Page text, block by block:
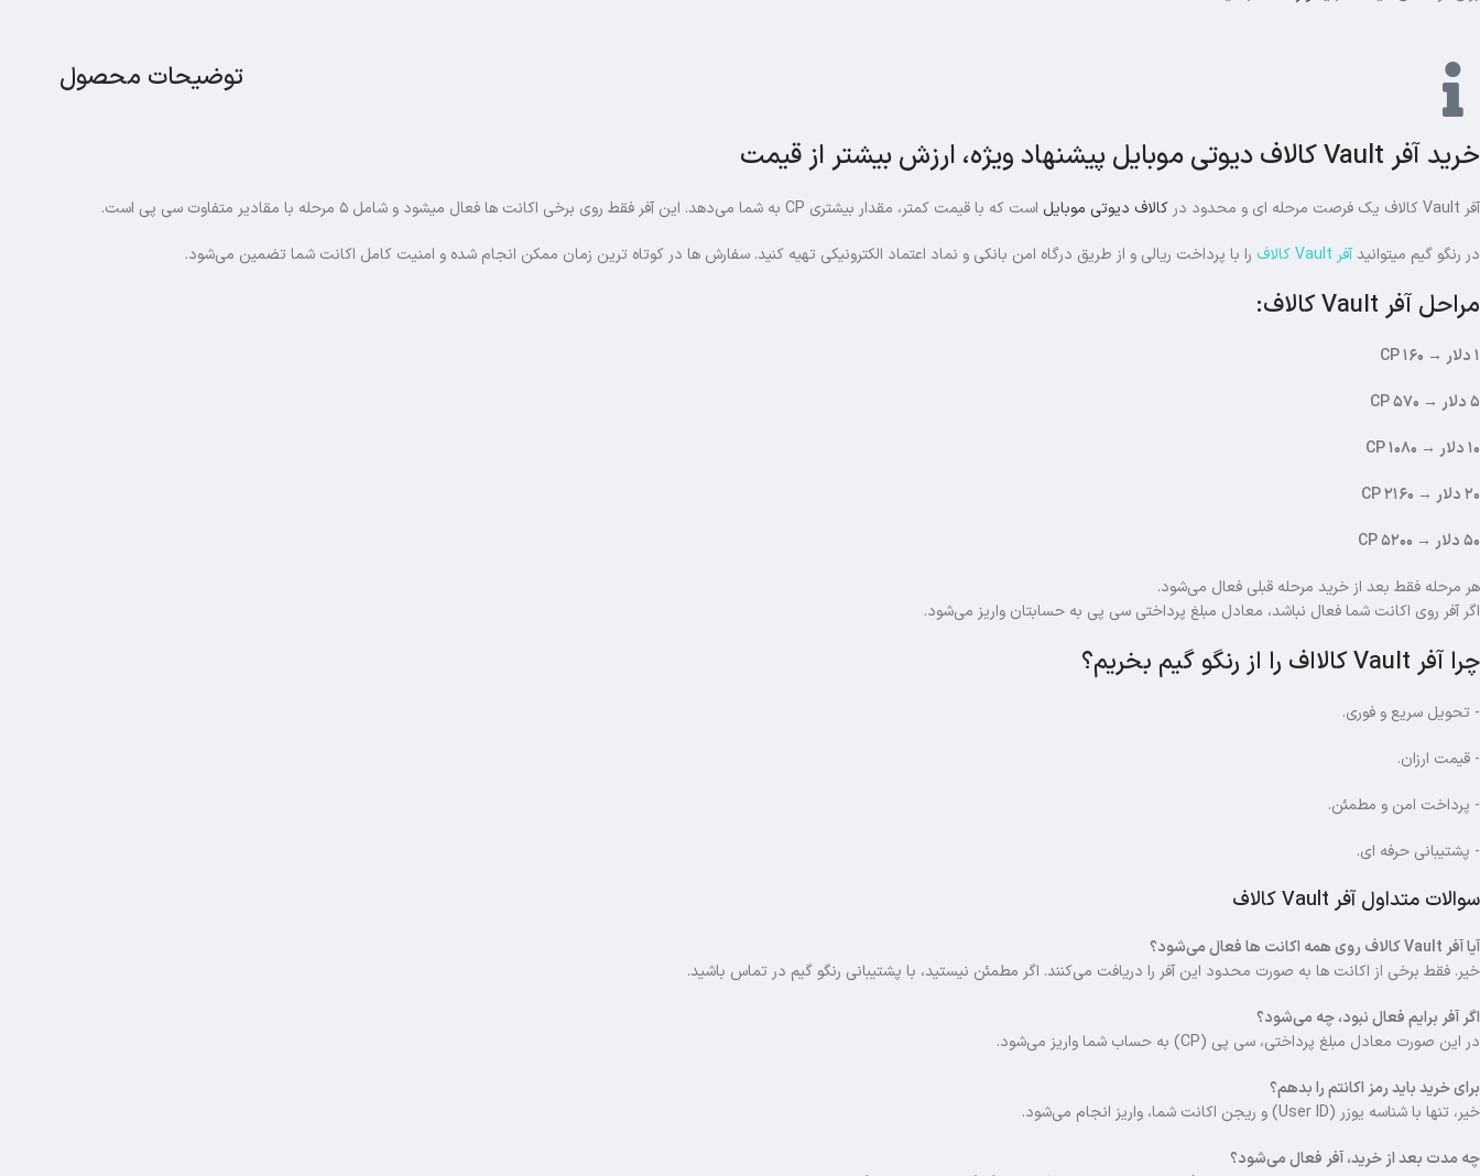
توضیحات محصول
خرید آفر Vault کالاف دیوتی موبایل پیشنهاد ویژه، ارزش بیشتر از قیمت
آفر Vault کالاف یک فرصت مرحله ای و محدود در کالاف دیوتی موبایل است که با قیمت کمتر، مقدار بیشتری CP به شما می‌دهد. این آفر فقط روی برخی اکانت ها فعال میشود و شامل ۵ مرحله با مقادیر متفاوت سی پی است.
در رنگو گیم میتوانیدآفر Vault کالاف را با پرداخت ریالی و از طریق درگاه امن بانکی و نماد اعتماد الکترونیکی تهیه کنید. سفارش‌ ها در کوتاه‌ ترین زمان ممکن انجام شده و امنیت کامل اکانت شما تضمین می‌شود.
مراحل آفر Vault کالاف:
۱ دلار → ۱۶۰ CP
۵ دلار → ۵۷۰ CP
۱۰ دلار → ۱۰۸۰ CP
۲۰ دلار → ۲۱۶۰ CP
۵۰ دلار → ۵۲۰۰ CP
هر مرحله فقط بعد از خرید مرحله قبلی فعال می‌شود.
اگر آفر روی اکانت شما فعال نباشد، معادل مبلغ پرداختی سی پی به حسابتان واریز می‌شود.
چرا آفر Vault کالااف را از رنگو گیم بخریم؟
- تحویل سریع و فوری.
- قیمت ارزان.
- پرداخت امن و مطمئن.
- پشتیبانی حرفه ای.
سوالات متداول آفر Vault کالاف
آیا آفر Vault کالاف روی همه اکانت ها فعال می‌شود؟
خیر. فقط برخی از اکانت ها به صورت محدود این آفر را دریافت می‌کنند. اگر مطمئن نیستید، با پشتیبانی رنگو گیم در تماس باشید.
اگر آفر برایم فعال نبود، چه می‌شود؟
در این صورت معادل مبلغ پرداختی، سی پی (CP) به حساب شما واریز می‌شود.
برای خرید باید رمز اکانتم را بدهم؟
خیر، تنها با شناسه یوزر (User ID) و ریجن اکانت شما، واریز انجام می‌شود.
چه مدت بعد از خرید، آفر فعال می‌شود؟